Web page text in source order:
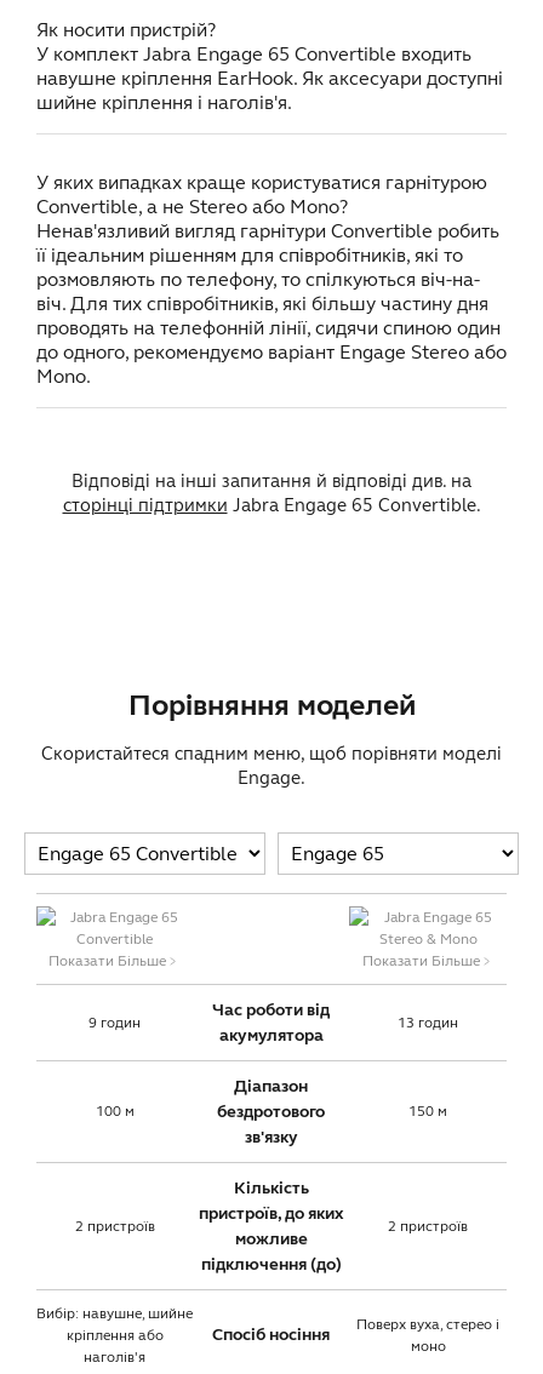
Як носити пристрій?
У комплект Jabra Engage 65 Convertible входить
навушне кріплення EarHook. Як аксесуари доступні
шийне кріплення і наголів'я.
У яких випадках краще користуватися гарнітурою
Convertible, а не Stereo або Mono?
Ненав'язливий вигляд гарнітури Convertible робить
її ідеальним рішенням для співробітників, які то
розмовляють по телефону, то спілкуються віч-на-
віч. Для тих співробітників, які більшу частину дня
проводять на телефонній лінії, сидячи спиною один
до одного, рекомендуємо варіант Engage Stereo або
Mono.
Відповіді на інші запитання й відповіді див. на
сторінці підтримки Jabra Engage 65 Convertible.
Порівняння моделей
Скористайтеся спадним меню, щоб порівняти моделі
Engage.
Показати Більше﹥ Показати Більше﹥
9 годин
Час роботи від
акумулятора
13 годин
100 м
Діапазон
бездротового
зв'язку
150 м
2 пристроїв
Кількість
пристроїв, до яких
можливе
підключення (до)
2 пристроїв
Вибір: навушне, шийне
кріплення або
наголів'я
Спосіб носіння
Поверх вуха, стерео і
моно